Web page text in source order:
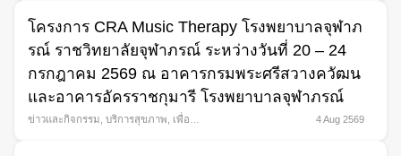
โครงการ CRA Music Therapy โรงพยาบาลจุฬาภ
รณ์ ราชวิทยาลัยจุฬาภรณ์ ระหว่างวันที่ 20 – 24
กรกฎาคม 2569 ณ อาคารกรมพระศรีสวางควัฒน
และอาคารอัครราชกุมารี โรงพยาบาลจุฬาภรณ์
ข่าวและกิจกรรม บริการสุขภาพ
เพื่อ
4 Aug 2569